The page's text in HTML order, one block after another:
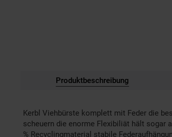
Produktbeschreibung
Kerbl Viehbürste komplett mit Feder die
scheuern die enorme Flexibiliät hält sogar
% Recyclingmaterial stabile